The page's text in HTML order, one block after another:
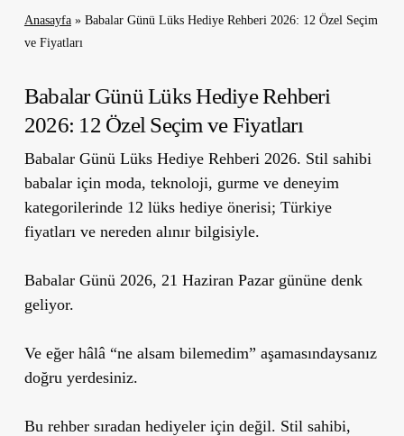
Anasayfa» Babalar Günü Lüks Hediye Rehberi 2026: 12 Özel Seçim
ve Fiyatları
Babalar Günü Lüks Hediye Rehberi
2026: 12 Özel Seçim ve Fiyatları
Babalar Günü Lüks Hediye Rehberi 2026. Stil sahibi
babalar için moda, teknoloji, gurme ve deneyim
kategorilerinde 12 lüks hediye önerisi; Türkiye
fiyatları ve nereden alınır bilgisiyle.
Babalar Günü 2026, 21 Haziran Pazar gününe denk
geliyor.
Ve eğer hâlâ “ne alsam bilemedim” aşamasındaysanız
doğru yerdesiniz.
Bu rehber sıradan hediyeler için değil. Stil sahibi,